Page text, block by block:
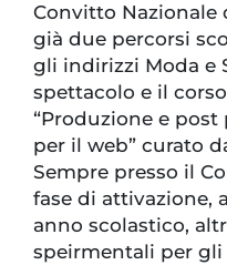
Convitto Nazionale
già due percorsi
gli indirizzi Moda e
spettacolo e il
“Produzione e
per il web” curato
Sempre presso il
fase di attivazione,
anno scolastico,
speirmentali per